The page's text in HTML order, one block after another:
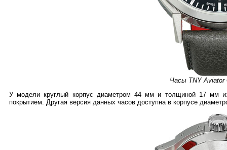
Часы TNY Aviator
У модели круглый корпус диаметром 44 мм и толщиной 17 мм
покрытием. Другая версия данных часов доступна в корпусе